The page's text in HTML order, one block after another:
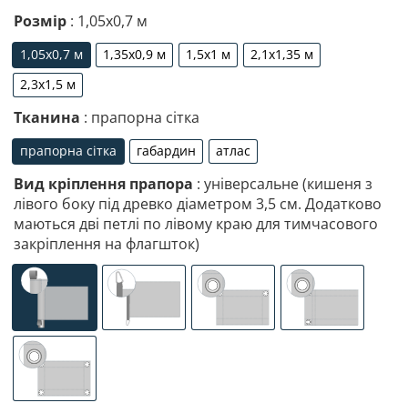
Розмір : 1,05х0,7 м
1,05х0,7 м
1,05х0,7 м
1,35х0,9 м
1,35х0,9 м
1,5х1 м
1,5х1 м
2,1х1,35 м
2,1х1,35 м
2,3х1,5 м
2,3х1,5 м
Тканина : прапорна сітка
прапорна сітка
прапорна сітка
габардин
габардин
атлас
атлас
Вид кріплення прапора : універсальне (кишеня з
лівого боку під древко діаметром 3,5 см. Додатково
маються дві петлі по лівому краю для тимчасового
закріплення на флагшток)